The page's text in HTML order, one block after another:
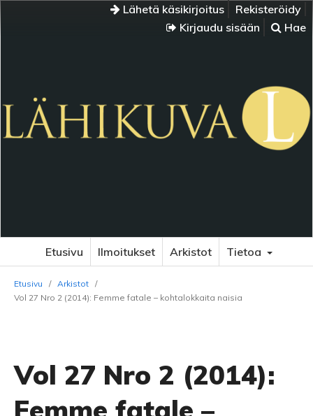
Lähetä käsikirjoitus
Rekisteröidy
Kirjaudu sisään
Hae
Etusivu Ilmoitukset Arkistot Tietoa
Etusivu / Arkistot /
Vol 27 Nro 2 (2014): Femme fatale – kohtalokkaita naisia
Vol 27 Nro 2 (2014):